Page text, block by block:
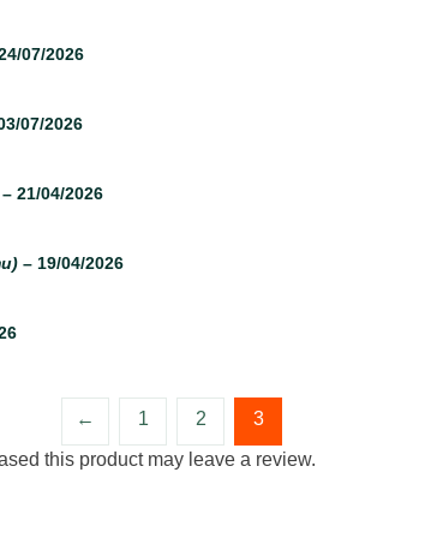
07/2026
07/2026
– 21/04/2026
– 19/04/2026
← 1 2
3
this product may leave a review.